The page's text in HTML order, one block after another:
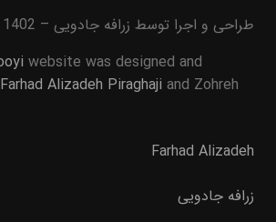
طراحی و اجرا توسط زرافه جادویی – 1402
website was designed and
Farhad Alizadeh Piraghaji and Zohreh
Farhad Alizadeh
زرافه جادویی